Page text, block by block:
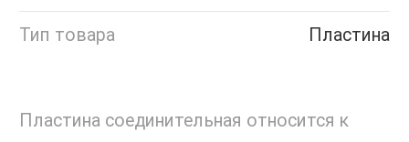
Тип товара Пластина
Пластина соединительная относится к